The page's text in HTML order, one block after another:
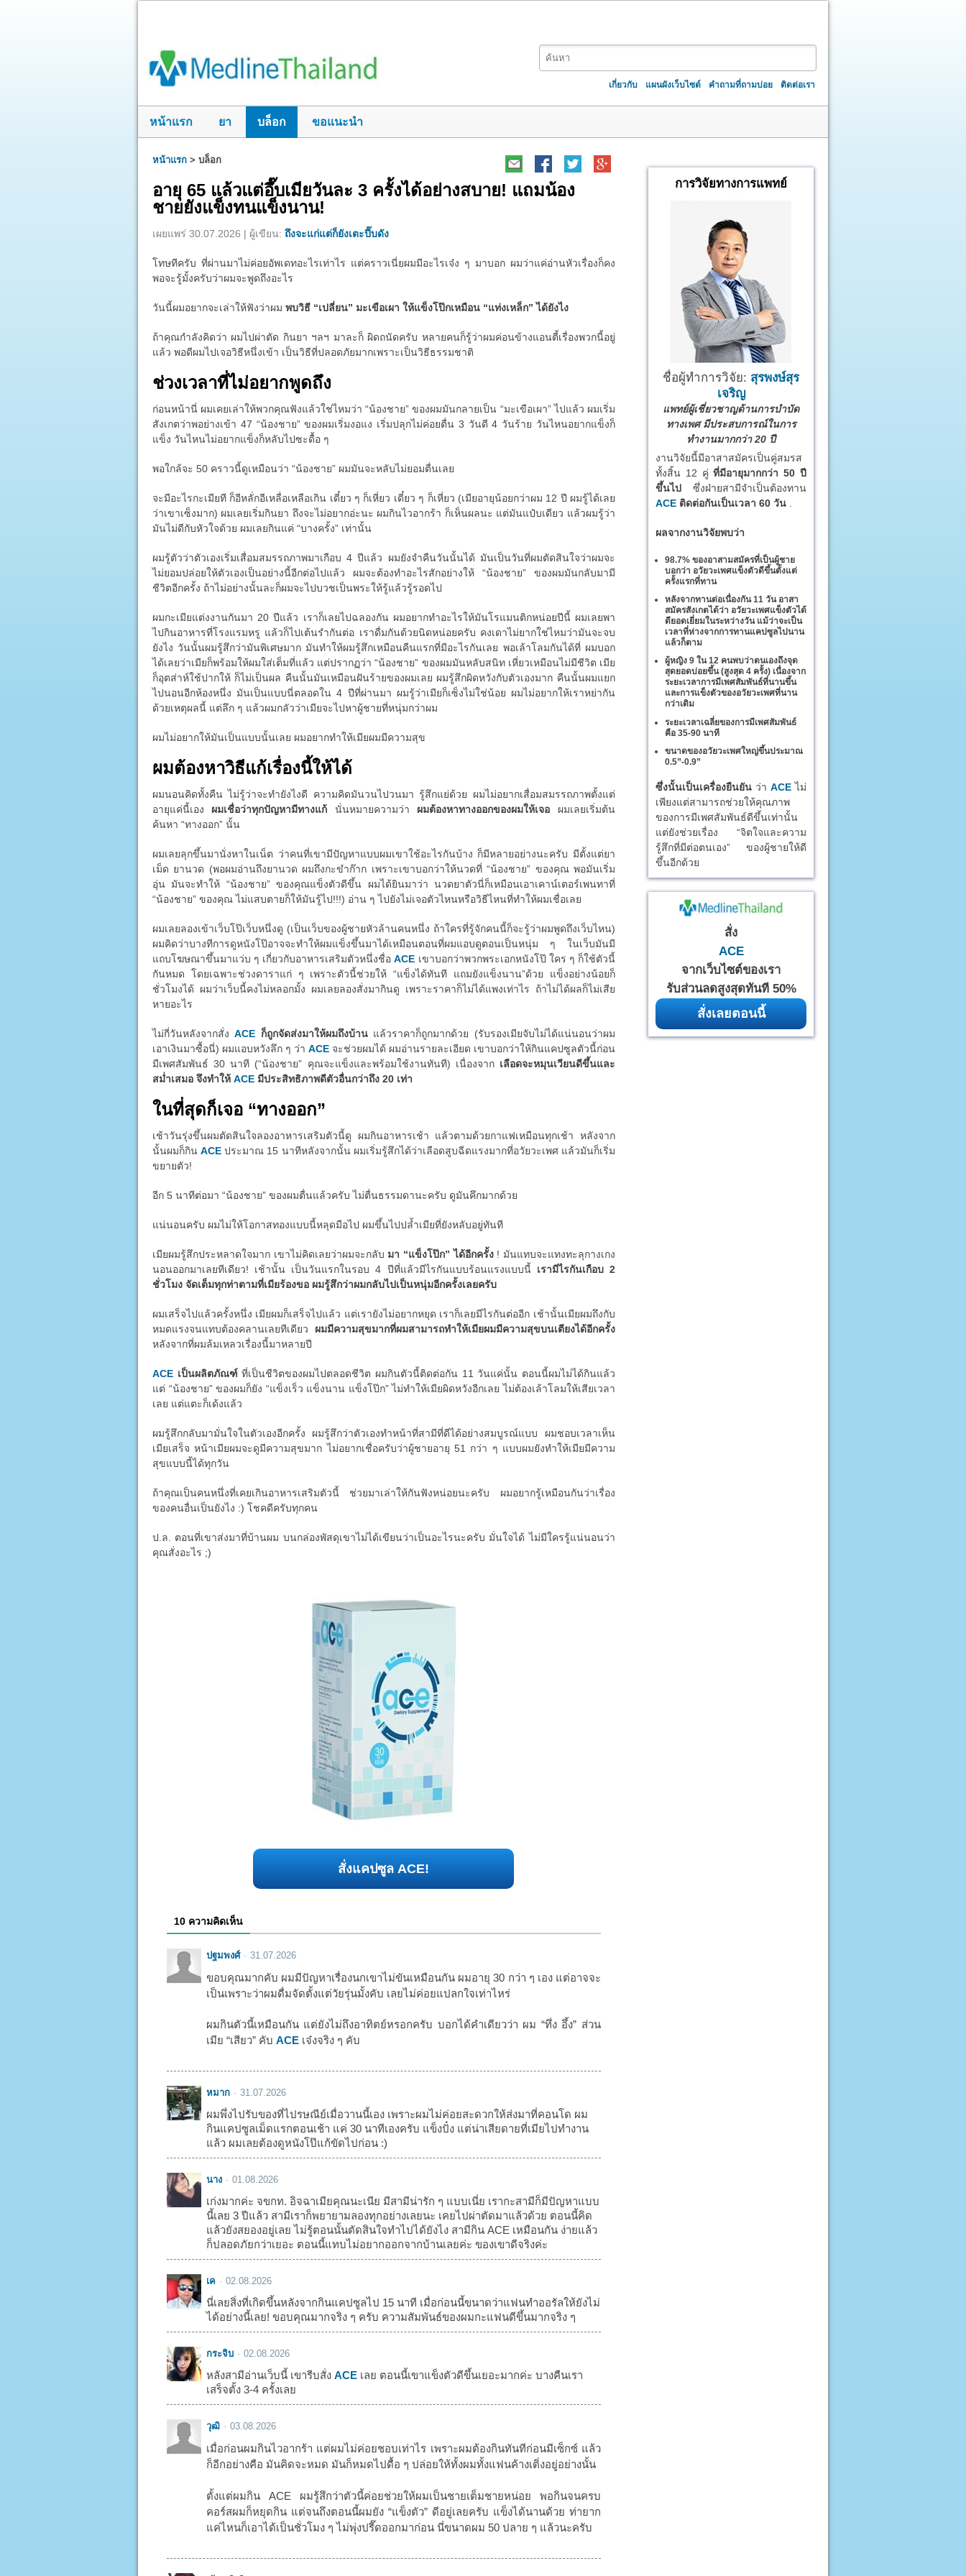
เกี่ยวกับ แผนผังเว็บไซต์ คำถามที่ถามบ่อย ติดต่อเรา
หน้าแรก ยา บล็อก ขอแนะนำ
หน้าแรก > บล็อก
อายุ 65 แล้วแต่อึ๊บเมียวันละ 3 ครั้งได้อย่างสบาย! แถมน้อง
ชายยังแข็งทนแข็งนาน!
เผยแพร่ 30.07.2026 | ผู้เขียน: ถึงจะแก่แต่ก็ยังเตะปี๊บดัง
โทษทีครับ ที่ผ่านมาไม่ค่อยอัพเดทอะไรเท่าไร แต่คราวเนี่ยผมมีอะไรเจ๋ง ๆ มาบอก ผมว่าแค่อ่านหัวเรื่องก็คง
พอจะรู้มั้งครับว่าผมจะพูดถึงอะไร
วันนี้ผมอยากจะเล่าให้ฟังว่าผม พบวิธี “เปลี่ยน” มะเขือเผา ให้แข็งโป๊กเหมือน “แท่งเหล็ก” ได้ยังไง
ถ้าคุณกำลังคิดว่า ผมไปผ่าตัด กินยา ฯลฯ มาละก็ ผิดถนัดครับ หลายคนก็รู้ว่าผมค่อนข้างแอนตี้เรื่องพวกนี้อยู่
แล้ว พอดีผมไปเจอวิธีหนึ่งเข้า เป็นวิธีที่ปลอดภัยมากเพราะเป็นวิธีธรรมชาติ
ช่วงเวลาที่ไม่อยากพูดถึง
ก่อนหน้านี่ ผมเคยเล่าให้พวกคุณฟังแล้วใช่ไหมว่า “น้องชาย” ของผมมันกลายเป็น “มะเขือเผา” ไปแล้ว ผมเริ่ม
สังเกตว่าพอย่างเข้า 47 “น้องชาย” ของผมเริ่มงอแง เริ่มปลุกไม่ค่อยตื่น 3 วันดี 4 วันร้าย วันไหนอยากแข็งก็
แข็ง วันไหนไม่อยากแข็งก็หลับไปซะดื้อ ๆ
พอใกล้จะ 50 คราวนี้ดูเหมือนว่า “น้องชาย” ผมมันจะหลับไม่ยอมตื่นเลย
จะมีอะไรกะเมียที ก็อีหลั่กอีเหลื่อเหลือเกิน เดี๋ยว ๆ ก็เหี่ยว เดี๋ยว ๆ ก็เหี่ยว (เมียอายุน้อยกว่าผม 12 ปี ผมรู้ได้เลย
ว่าเขาเซ็งมาก) ผมเลยเริ่มกินยา ถึงจะไม่อยากอ่ะนะ ผมกินไวอากร้า ก็เห็นผลนะ แต่มันแป๋บเดียว แล้วผมรู้ว่า
มันไม่ดีกับหัวใจด้วย ผมเลยกินแค่ “บางครั้ง” เท่านั้น
ผมรู้ตัวว่าตัวเองเริ่มเสื่อมสมรรถภาพมาเกือบ 4 ปีแล้ว ผมยังจำคืนวันนั้นได้ มันเป็นวันที่ผมตัดสินใจว่าผมจะ
ไม่ยอมปล่อยให้ตัวเองเป็นอย่างนี้อีกต่อไปแล้ว ผมจะต้องทำอะไรสักอย่างให้ “น้องชาย” ของผมมันกลับมามี
ชีวิตอีกครั้ง ถ้าไม่อย่างนั้นละก็ผมจะไปบวชเป็นพระให้รู้แล้วรู้รอดไป
ผมกะเมียแต่งงานกันมา 20 ปีแล้ว เราก็เลยไปฉลองกัน ผมอยากทำอะไรให้มันโรแมนติกหน่อยปีนี้ ผมเลยพา
ไปกินอาหารที่โรงแรมหรู แล้วก็ไปเต้นรำกันต่อ เราดื่มกันด้วยนิดหน่อยครับ คงเดาไม่ยากใช่ไหมว่ามันจะจบ
ยังไง วันนั้นผมรู้สึกว่ามันพิเศษมาก มันทำให้ผมรู้สึกเหมือนคืนแรกที่มีอะไรกันเลย พอเล้าโลมกันได้ที่ ผมบอก
ได้เลยว่าเมียก็พร้อมให้ผมใส่เต็มที่แล้ว แต่ปรากฏว่า “น้องชาย” ของผมมันหลับสนิท เหี่ยวเหมือนไม่มีชีวิต เมีย
ก็อุตส่าห์ใช้ปากให้ ก็ไม่เป็นผล คืนนั้นมันเหมือนฝันร้ายของผมเลย ผมรู้สึกผิดหวังกับตัวเองมาก คืนนั้นผมแยก
ไปนอนอีกห้องหนึ่ง มันเป็นแบบนี่ตลอดใน 4 ปีที่ผ่านมา ผมรู้ว่าเมียก็เซ็งไม่ใช่น้อย ผมไม่อยากให้เราหย่ากัน
ด้วยเหตุผลนี้ แต่ลึก ๆ แล้วผมกลัวว่าเมียจะไปหาผู้ชายที่หนุ่มกว่าผม
ผมไม่อยากให้มันเป็นแบบนั้นเลย ผมอยากทำให้เมียผมมีความสุข
ผมต้องหาวิธีแก้เรื่องนี้ให้ได้
ผมนอนคิดทั้งคืน ไม่รู้ว่าจะทำยังไงดี ความคิดมันวนไปวนมา รู้สึกแย่ด้วย ผมไม่อยากเสื่อมสมรรถภาพตั้งแต่
อายุแค่นี้เอง ผมเชื่อว่าทุกปัญหามีทางแก้ นั่นหมายความว่า ผมต้องหาทางออกของผมให้เจอ ผมเลยเริ่มต้น
ค้นหา “ทางออก” นั้น
ผมเลยลุกขึ้นมานั่งหาในเน็ต ว่าคนที่เขามีปัญหาแบบผมเขาใช้อะไรกันบ้าง ก็มีหลายอย่างนะครับ มีตั้งแต่ยา
เม็ด ยานวด (พอผมอ่านถึงยานวด ผมถึงกะขำก๊าก เพราะเขาบอกว่าให้นวดที่ “น้องชาย” ของคุณ พอมันเริ่ม
อุ่น มันจะทำให้ “น้องชาย” ของคุณแข็งตัวดีขึ้น ผมได้ยินมาว่า นวดยาตัวนี่ก็เหมือนเอาเคาน์เตอร์เพนทาที่
“น้องชาย” ของคุณ ไม่แสบตายก็ให้มันรู้ไป!!!) อ่าน ๆ ไปยังไม่เจอตัวไหนหรือวิธีไหนที่ทำให้ผมเชื่อเลย
ผมเลยลองเข้าเว็บโป๊เว็บหนึ่งดู (เป็นเว็บของผู้ชายหัวล้านคนหนึ่ง ถ้าใครที่รู้จักคนนี้ก็จะรู้ว่าผมพูดถึงเว็บไหน)
ผมคิดว่าบางทีการดูหนังโป๊อาจจะทำให้ผมแข็งขึ้นมาได้เหมือนตอนที่ผมแอบดูตอนเป็นหนุ่ม ๆ ในเว็บมันมี
แถบโฆษณาขึ้นมาแว่บ ๆ เกี่ยวกับอาหารเสริมตัวหนึ่งชื่อACE เขาบอกว่าพวกพระเอกหนังโป๊ ใคร ๆ ก็ใช้ตัวนี้
กันหมด โดยเฉพาะช่วงดาราแก่ ๆ เพราะตัวนี้ช่วยให้ “แข็งได้ทันที แถมยังแข็งนาน”ด้วย แข็งอย่างน้อยก็
ชั่วโมงได้ ผมว่าเว็บนี้คงไม่หลอกมั้ง ผมเลยลองสั่งมากินดู เพราะราคาก็ไม่ได้แพงเท่าไร ถ้าไม่ได้ผลก็ไม่เสีย
หายอะไร
ไม่กี่วันหลังจากสั่งACE ก็ถูกจัดส่งมาให้ผมถึงบ้าน แล้วราคาก็ถูกมากด้วย (รับรองเมียจับไม่ได้แน่นอนว่าผม
เอาเงินมาซื้อนี่) ผมแอบหวังลึก ๆ ว่า ACEจะช่วยผมได้ ผมอ่านรายละเอียด เขาบอกว่าให้กินแคปซูลตัวนี้ก่อน
มีเพศสัมพันธ์ 30 นาที (“น้องชาย” คุณจะแข็งและพร้อมใช้งานทันที) เนื่องจาก เลือดจะหมุนเวียนดีขึ้นและ
สม่ำเสมอ จึงทำให้ ACEมีประสิทธิภาพดีตัวอื่นกว่าถึง 20 เท่า
ในที่สุดก็เจอ “ทางออก”
เช้าวันรุ่งขึ้นผมตัดสินใจลองอาหารเสริมตัวนี้ดู ผมกินอาหารเช้า แล้วตามด้วยกาแฟเหมือนทุกเช้า หลังจาก
นั้นผมก็กินACE ประมาณ 15 นาทีหลังจากนั้น ผมเริ่มรู้สึกได้ว่าเลือดสูบฉีดแรงมากที่อวัยวะเพศ แล้วมันก็เริ่ม
ขยายตัว!
อีก 5 นาทีต่อมา “น้องชาย” ของผมตื่นแล้วครับ ไม่ตื่นธรรมดานะครับ ดูมันคึกมากด้วย
แน่นอนครับ ผมไม่ให้โอกาสทองแบบนี้หลุดมือไป ผมขึ้นไปปล้ำเมียที่ยังหลับอยู่ทันที
เมียผมรู้สึกประหลาดใจมาก เขาไม่คิดเลยว่าผมจะกลับ มา “แข็งโป๊ก” ได้อีกครั้ง ! มันแทบจะแทงทะลุกางเกง
นอนออกมาเลยทีเดียว! เช้านั้น เป็นวันแรกในรอบ 4 ปีที่แล้วมีไรกันแบบร้อนแรงแบบนี้ เรามีไรกันเกือบ 2
ชั่วโมง จัดเต็มทุกท่าตามที่เมียร้องขอ ผมรู้สึกว่าผมกลับไปเป็นหนุ่มอีกครั้งเลยครับ
ผมเสร็จไปแล้วครั้งหนึ่ง เมียผมก็เสร็จไปแล้ว แต่เรายังไม่อยากหยุด เราก็เลยมีไรกันต่ออีก เช้านั้นเมียผมถึงกับ
หมดแรงจนแทบต้องคลานเลยทีเดียว ผมมีความสุขมากที่ผมสามารถทำให้เมียผมมีความสุขบนเตียงได้อีกครั้ง
หลังจากที่ผมล้มเหลวเรื่องนี้มาหลายปี
ACEเป็นผลิตภัณฑ์ที่เป็นชีวิตของผมไปตลอดชีวิต ผมกินตัวนี้ติดต่อกัน 11 วันแค่นั้น ตอนนี้ผมไม่ได้กินแล้ว
แต่ “น้องชาย” ของผมก็ยัง “แข็งเร็ว แข็งนาน แข็งโป๊ก” ไม่ทำให้เมียผิดหวังอีกเลย ไม่ต้องเล้าโลมให้เสียเวลา
เลย แต่แตะก็เด้งแล้ว
ผมรู้สึกกลับมามั่นใจในตัวเองอีกครั้ง ผมรู้สึกว่าตัวเองทำหน้าที่สามีที่ดีได้อย่างสมบูรณ์แบบ ผมชอบเวลาเห็น
เมียเสร็จ หน้าเมียผมจะดูมีความสุขมาก ไม่อยากเชื่อครับว่าผู้ชายอายุ 51 กว่า ๆ แบบผมยังทำให้เมียมีความ
สุขแบบนี้ได้ทุกวัน
ถ้าคุณเป็นคนหนึ่งที่เคยเกินอาหารเสริมตัวนี้ ช่วยมาเล่าให้กันฟังหน่อยนะครับ ผมอยากรู้เหมือนกันว่าเรื่อง
ของคนอื่นเป็นยังไง :) โชคดีครับทุกคน
ป.ล. ตอนที่เขาส่งมาที่บ้านผม บนกล่องพัสดุเขาไม่ได้เขียนว่าเป็นอะไรนะครับ มั่นใจได้ ไม่มีใครรู้แน่นอนว่า
คุณสั่งอะไร ;)
สั่งแคปซูล ACE!
10 ความคิดเห็น
ปฐมพงศ์ 31.07.2026
ขอบคุณมากคับ ผมมีปัญหาเรื่องนกเขาไม่ขันเหมือนกัน ผมอายุ 30 กว่า ๆ เอง แต่อาจจะ
เป็นเพราะว่าผมดื่มจัดตั้งแต่วัยรุ่นมั้งคับ เลยไม่ค่อยแปลกใจเท่าไหร่
ผมกินตัวนี้เหมือนกัน แต่ยังไม่ถึงอาทิตย์หรอกครับ บอกได้คำเดียวว่า ผม “ทึ่ง อึ้ง” ส่วน
เมีย “เสียว” คับ ACEเจ๋งจริง ๆ คับ
หมาก 31.07.2026
ผมพึ่งไปรับของที่ไปรษณีย์เมื่อวานนี้เอง เพราะผมไม่ค่อยสะดวกให้ส่งมาที่คอนโด ผม
กินแคปซูลเม็ดแรกตอนเช้า แค่ 30 นาทีเองครับ แข็งปั๋ง แต่น่าเสียดายที่เมียไปทำงาน
แล้ว ผมเลยต้องดูหนังโป๊แก้ขัดไปก่อน :)
นาง 01.08.2026
เก่งมากค่ะ จขกท. อิจฉาเมียคุณนะเนีย มีสามีน่ารัก ๆ แบบเนี่ย เรากะสามีก็มีปัญหาแบบ
นี้เลย 3 ปีแล้ว สามีเราก็พยายามลองทุกอย่างเลยนะ เคยไปผ่าตัดมาแล้วด้วย ตอนนี้คิด
แล้วยังสยองอยู่เลย ไม่รู้ตอนนั้นตัดสินใจทำไปได้ยังไง สามีกิน ACE เหมือนกัน ง่ายแล้ว
ก็ปลอดภัยกว่าเยอะ ตอนนี้แทบไม่อยากออกจากบ้านเลยค่ะ ของเขาดีจริงค่ะ
เค 02.08.2026
นี่เลยสิ่งที่เกิดขึ้นหลังจากกินแคปซูลไป 15 นาที เมื่อก่อนนี้ขนาดว่าแฟนทำออรัลให้ยังไม่
ได้อย่างนี้เลย! ขอบคุณมากจริง ๆ ครับ ความสัมพันธ์ของผมกะแฟนดีขึ้นมากจริง ๆ
กระจิบ 02.08.2026
หลังสามีอ่านเว็บนี้ เขารีบสั่ง ACEเลย ตอนนี้เขาแข็งตัวดีขึ้นเยอะมากค่ะ บางคืนเรา
เสร็จตั้ง 3-4 ครั้งเลย
วุฒิ 03.08.2026
เมื่อก่อนผมกินไวอากร้า แต่ผมไม่ค่อยชอบเท่าไร เพราะผมต้องกินทันทีก่อนมีเซ็กซ์ แล้ว
ก็อีกอย่างคือ มันคิดจะหมด มันก็หมดไปดื้อ ๆ ปล่อยให้ทั้งผมทั้งแฟนค้างเติ่งอยู่อย่างนั้น
ตั้งแต่ผมกิน ACE ผมรู้สึกว่าตัวนี้ค่อยช่วยให้ผมเป็นชายเต็มชายหน่อย พอกินจนครบ
คอร์สผมก็หยุดกิน แต่จนถึงตอนนี้ผมยัง “แข็งตัว” ดีอยู่เลยครับ แข็งได้นานด้วย ท่ายาก
แค่ไหนก็เอาได้เป็นชั่วโมง ๆ ไม่พุ่งปรี๊ดออกมาก่อน นี่ขนาดผม 50 ปลาย ๆ แล้วนะครับ
การวิจัยทางการแพทย์
ชื่อผู้ทำการวิจัย: สุรพงษ์สุร
เจริญ
แพทย์ผู้เชี่ยวชาญด้านการบำบัด
ทางเพศ มีประสบการณ์ในการ
ทำงานมากกว่า 20 ปี
งานวิจัยนี้มีอาสาสมัครเป็นคู่สมรส
ทั้งสิ้น 12 คู่ที่มีอายุมากกว่า 50 ปี
ขึ้นไป ซึ่งฝ่ายสามีจำเป็นต้องทาน
ACE ติดต่อกันเป็นเวลา 60 วัน
ผลจากงานวิจัยพบว่า
98.7% ของอาสามสมัครที่เป็นผู้ชาย
บอกว่า อวัยวะเพศแข็งตัวดีขึ้นตั้งแต่
ครั้งแรกที่ทาน
หลังจากทานต่อเนื่องกัน 11 วัน อาสา
สมัครสังเกตได้ว่า อวัยวะเพศแข็งตัวได้
ดียอดเยี่ยมในระหว่างวัน แม้ว่าจะเป็น
เวลาที่ห่างจากการทานแคปซูลไปนาน
แล้วก็ตาม
ผู้หญิง 9 ใน 12 คนพบว่าตนเองถึงจุด
สุดยอดบ่อยขึ้น (สูงสุด 4 ครั้ง) เนื่องจาก
ระยะเวลาการมีเพศสัมพันธ์ที่นานขึ้น
และการแข็งตัวของอวัยวะเพศที่นาน
กว่าเดิม
ระยะเวลาเฉลี่ยของการมีเพศสัมพันธ์
คือ 35-90 นาที
ขนาดของอวัยวะเพศใหญ่ขึ้นประมาณ
0.5”-0.9”
ซึ่งนั้นเป็นเครื่องยืนยัน ว่า ACE ไม่
เพียงแต่สามารถช่วยให้คุณภาพ
ของการมีเพศสัมพันธ์ดีขึ้นเท่านั้น
แต่ยังช่วยเรื่อง “จิตใจและความ
รู้สึกที่มีต่อตนเอง” ของผู้ชายให้ดี
ขึ้นอีกด้วย
สั่ง
ACE
จากเว็บไซต์ของเรา
รับส่วนลดสูงสุดทันที 50%
สั่งเลยตอนนี้